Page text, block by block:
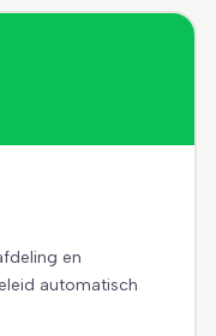
en
automatisch